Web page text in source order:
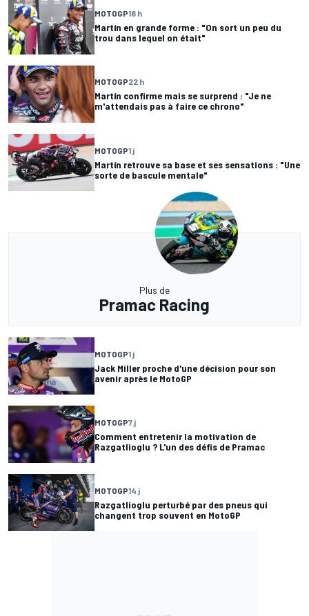
MOTOGP18 h
Martín en grande forme : "On sort un peu du
trou dans lequel on était"
MOTOGP22 h
Martín confirme mais se surprend : "Je ne
m'attendais pas à faire ce chrono"
MOTOGP1 j
Martín retrouve sa base et ses sensations : "Une
sorte de bascule mentale"
Plus de
Pramac Racing
MOTOGP1 j
Jack Miller proche d'une décision pour son
avenir après le MotoGP
MOTOGP7 j
Comment entretenir la motivation de
Razgatlioglu ? L'un des défis de Pramac
MOTOGP14 j
Razgatlioglu perturbé par des pneus qui
changent trop souvent en MotoGP